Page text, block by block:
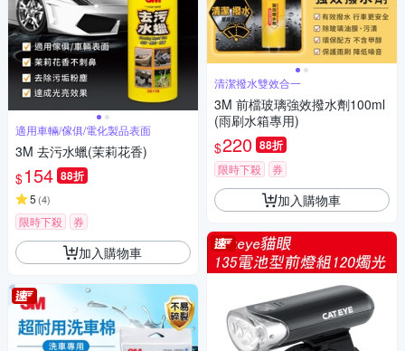
適用車輛/傢俱/電化製品表面
3M 去污水蠟(茉莉花香)
$154 88折
5 (4)
限時下殺 券
加入購物車
清潔撥水雙效合一
3M 前檔玻璃強效撥水劑100ml
(雨刷水箱專用)
$220 88折
限時下殺 券
加入購物車